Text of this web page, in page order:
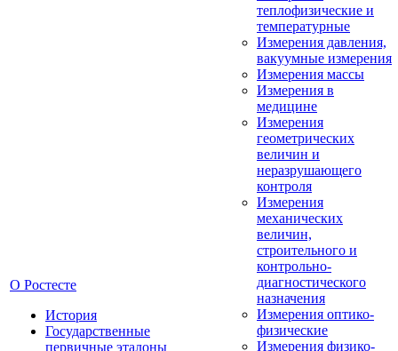
О Ростесте
История
Государственные
первичные эталоны
теплофизические и
температурные
Измерения давления,
вакуумные измерения
Измерения массы
Измерения в
медицине
Измерения
геометрических
величин и
неразрушающего
контроля
Измерения
механических
величин,
строительного и
контрольно-
диагностического
назначения
Измерения оптико-
физические
Измерения физико-